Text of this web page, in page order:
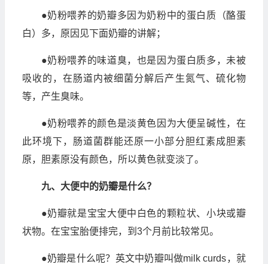
●奶粉喂养的奶瓣多因为奶粉中的蛋白质（酪蛋
白）多，原因见下面奶瓣的讲解；
●奶粉喂养的味道臭，也是因为蛋白质多，未被
吸收的，在肠道内被细菌分解后产生氮气、硫化物
等，产生臭味。
●奶粉喂养的颜色是淡黄色因为大便呈碱性，在
此环境下，肠道菌群能还原一小部分胆红素成胆素
原，胆素原没有颜色，所以黄色就变淡了。
九、大便中的奶瓣是什么？
●奶瓣就是宝宝大便中白色的颗粒状、小块或瓣
状物。在宝宝胎便排完，到3个月前比较常见。
●奶瓣是什么呢？英文中奶瓣叫做milk curds，就